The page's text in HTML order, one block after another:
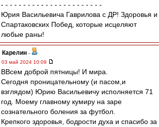
- - - - - - - - - - - - - - - - - - - - - - -
Юрия Васильевича Гаврилова с ДР! Здоровья и
Спартаковских Побед, которые исцеляют
любые раны!
Карелин -
03 май 2024 10:09
ВВсем доброй пятницы! И мира.
Сегодня проницательному (и пасом,и
взглядом) Юрию Васильевичу исполняется 71
год. Моему главному кумиру на заре
сознательного боления за футбол.
Крепкого здоровья, бодрости духа и спасибо за